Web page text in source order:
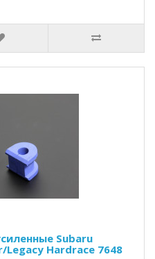
Subaru
Legacy Hardrace 7648